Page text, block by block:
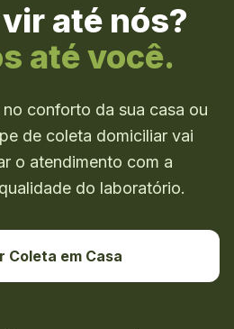
até nós?
até você.
no conforto da sua casa ou
de coleta domiciliar vai
o atendimento com a
do laboratório.
Coleta em Casa